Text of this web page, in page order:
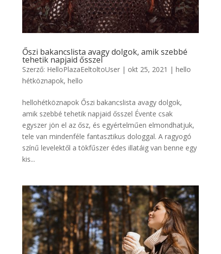
Őszi bakancslista avagy dolgok, amik szebbé
tehetik napjaid ősszel
Szerző: HelloPlazaEeltoltoUser| okt 25, 2021 | hello
hétköznapok, hello
hellohétköznapok Őszi bakancslista avagy dolgok,
amik szebbé tehetik napjaid ősszel Évente csak
egyszer jön el az ősz, és egyértelműen elmondhatjuk,
tele van mindenféle fantasztikus dologgal. A ragyogó
színű levelektől a tökfűszer édes illatáig van benne egy
kis...